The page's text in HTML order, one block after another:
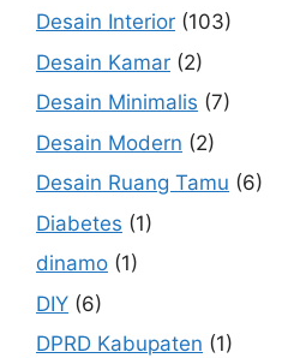
Desain Interior (103)
Desain Kamar (2)
Desain Minimalis (7)
Desain Modern (2)
Desain Ruang Tamu (6)
Diabetes (1)
dinamo (1)
DIY (6)
DPRD Kabupaten (1)